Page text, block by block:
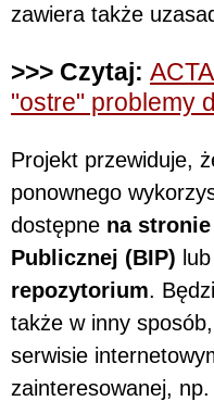
zawiera także
>>> Czytaj:
"ostre" problemy
Projekt przewiduje,
ponownego
dostępne na
Publicznej (BIP)
repozytorium.
także w inny
serwisie
zainteresowanej,